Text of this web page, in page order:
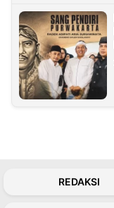
REDAKSI